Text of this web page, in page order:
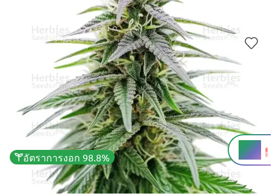
อัตราการงอก 98.8%
THC
22%